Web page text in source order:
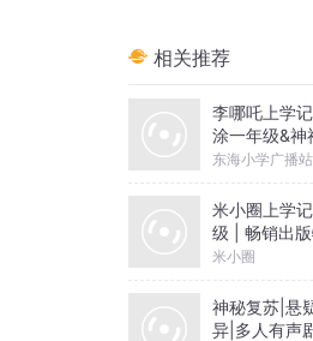
相关推荐
李哪吒上学
涂一年级&神
级
东海小学广播站
米小圈上学
级 | 畅销出
米小圈
神秘复苏|悬
异|多人有声